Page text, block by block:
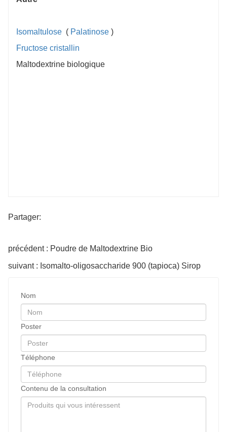
Isomaltulose ( Palatinose )
Fructose cristallin
Maltodextrine biologique
Partager:
précédent : Poudre de Maltodextrine Bio
suivant : Isomalto-oligosaccharide 900 (tapioca) Sirop
Nom
Poster
Téléphone
Contenu de la consultation